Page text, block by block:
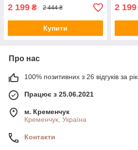
2 199 ₴ 2 444 ₴
Купити
2 199
Про нас
100% позитивних з 26 відгуків за рік
Працює з 25.06.2021
м. Кременчук
Кременчук, Україна
Контакти